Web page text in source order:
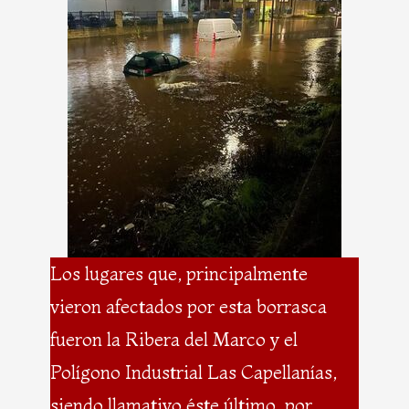
Los lugares que, principalmente
vieron afectados por esta borrasca
fueron la Ribera del Marco y el
Polígono Industrial Las Capellanías,